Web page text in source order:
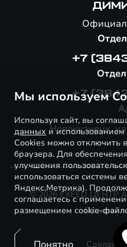
+7
+7
Новокузнецк,
© 2026 EXEED
Сделано
Мы используем
Используя сайт, вы
данных и
Cookies можно отключить
браузера. Для
улучшения
использоваться системы
Яндекс.Метрика).
соглашаетесь с
размещением cookie-